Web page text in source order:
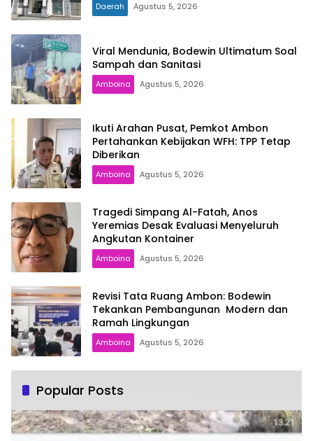
Daerah Agustus 5, 2026
Viral Mendunia, Bodewin Ultimatum Soal
Sampah dan Sanitasi
Amboina Agustus 5, 2026
Ikuti Arahan Pusat, Pemkot Ambon
Pertahankan Kebijakan WFH: TPP Tetap
Diberikan
Amboina Agustus 5, 2026
Tragedi Simpang Al-Fatah, Anos
Yeremias Desak Evaluasi Menyeluruh
Angkutan Kontainer
Amboina Agustus 5, 2026
Revisi Tata Ruang Ambon: Bodewin
Tekankan Pembangunan Modern dan
Ramah Lingkungan
Amboina Agustus 5, 2026
Popular Posts